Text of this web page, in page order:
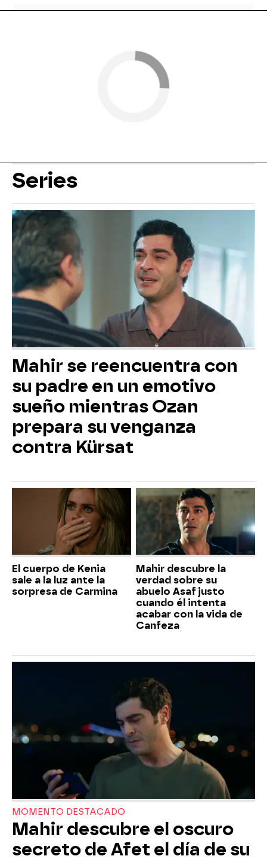
Series
Mahir se reencuentra con
su padre en un emotivo
sueño mientras Ozan
prepara su venganza
contra Kürsat
El cuerpo de Kenia
sale a la luz ante la
sorpresa de Carmina
Mahir descubre la
verdad sobre su
abuelo Asaf justo
cuando él intenta
acabar con la vida de
Canfeza
MOMENTO DESTACADO
Mahir descubre el oscuro
secreto de Afet el día de su